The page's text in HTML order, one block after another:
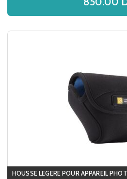
HOUSSE LEGERE POUR APPAREIL